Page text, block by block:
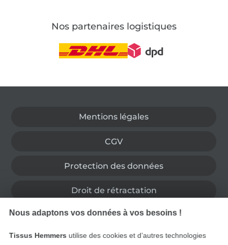
Nos partenaires logistiques
Mentions légales
CGV
Protection des données
Droit de rétractation
Contact
Nous adaptons vos données à vos besoins !
Tissus Hemmers utilise des cookies et d’autres technologies